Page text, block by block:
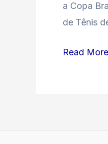
a Copa
de Tênis
Read